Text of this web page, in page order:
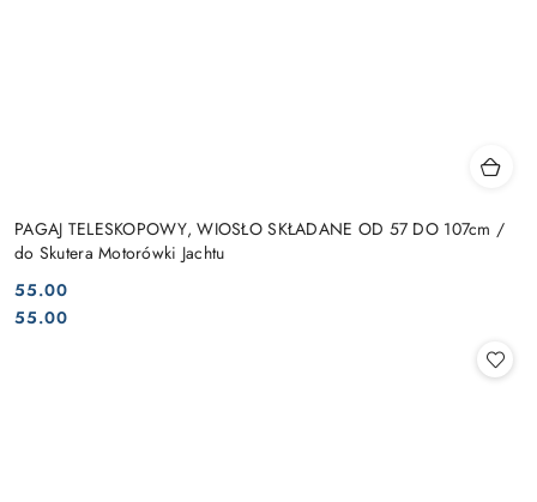
PAGAJ TELESKOPOWY, WIOSŁO SKŁADANE OD 57 DO 107cm /
do Skutera Motorówki Jachtu
Cena:
55.00
Cena:
55.00